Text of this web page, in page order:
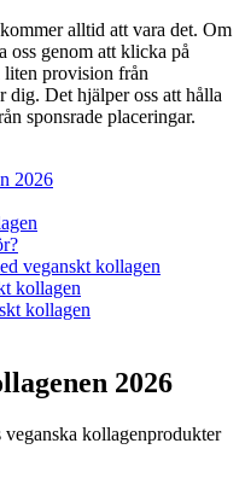
alltid att vara det. Om
oss genom att klicka på
liten provision från
dig. Det hjälper oss att hålla
sponsrade placeringar.
2026
veganskt kollagen
kollagen
kollagen
2026
veganska kollagenprodukter